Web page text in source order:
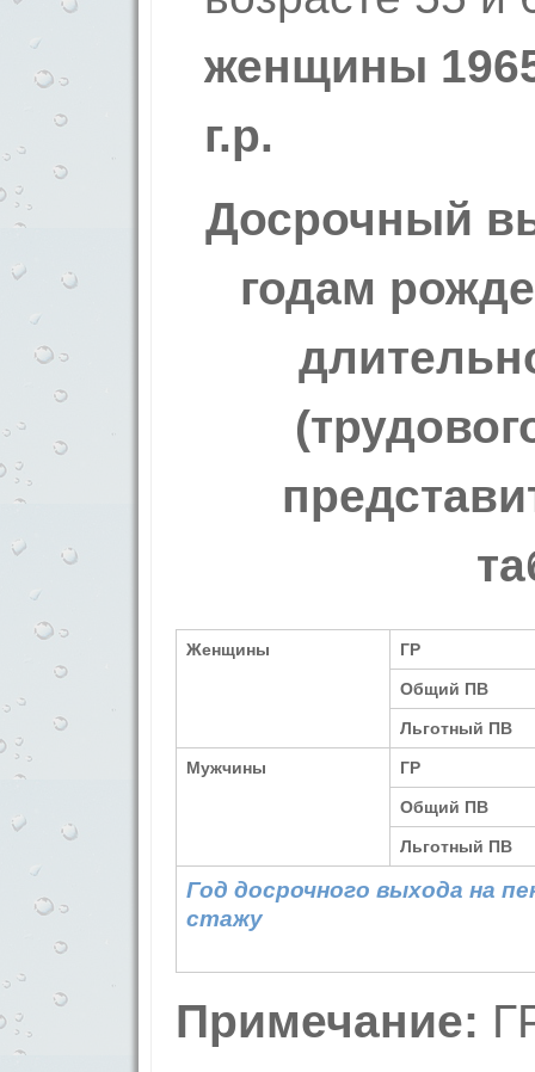
женщины
г.р.
Досрочный
годам
Женщины ГР
Общий ПВ
Льготный ПВ
Мужчины ГР
Общий ПВ
Льготный ПВ
Год досрочного выхода на
стажу
Примечание: